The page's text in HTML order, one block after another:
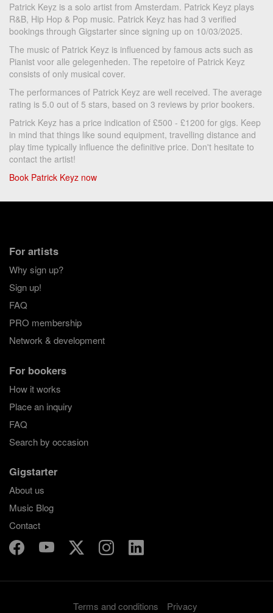
Patrick Keyz is a solo artist from Amsterdam. Patrick Keyz plays
R&B, Hip Hop & Pop music. Patrick Keyz has had 3 verified
bookings through Gigstarter since signing up on 10/03/2025.
The music of Patrick Keyz is influenced by famous acts such as
Pianist voor alle gelegenheden. The repetoire of Patrick Keyz
consists of only musical cover.
The performances of Patrick Keyz are well received. The average
rating is 5.0 out of 5 stars, based on 3 reviews by prior bookers.
Patrick Keyz has a price indication of £500 - £1200 for gigs. Keep
in mind that things like sound equipment, travelling distance and
play time typically influence the definitive price. Don't hesitate to
contact the artist!
Book Patrick Keyz now
For artists
Why sign up?
Sign up!
FAQ
PRO membership
Network & development
For bookers
How it works
Place an inquiry
FAQ
Search by occasion
Gigstarter
About us
Music Blog
Contact
Terms and conditions Privacy